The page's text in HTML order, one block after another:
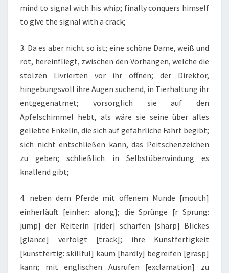
mind to signal with his whip; finally conquers himself
to give the signal with a crack;
3. Da es aber nicht so ist; eine schöne Dame, weiß und
rot, hereinfliegt, zwischen den Vorhängen, welche die
stolzen Livrierten vor ihr öffnen; der Direktor,
hingebungsvoll ihre Augen suchend, in Tierhaltung ihr
entgegenatmet; vorsorglich sie auf den
Apfelschimmel hebt, als wäre sie seine über alles
geliebte Enkelin, die sich auf gefährliche Fahrt begibt;
sich nicht entschließen kann, das Peitschenzeichen
zu geben; schließlich in Selbstüberwindung es
knallend gibt;
4. neben dem Pferde mit offenem Munde [mouth]
einherläuft [einher: along]; die Sprünge [r Sprung:
jump] der Reiterin [rider] scharfen [sharp] Blickes
[glance] verfolgt [track]; ihre Kunstfertigkeit
[kunstfertig: skillful] kaum [hardly] begreifen [grasp]
kann; mit englischen Ausrufen [exclamation] zu